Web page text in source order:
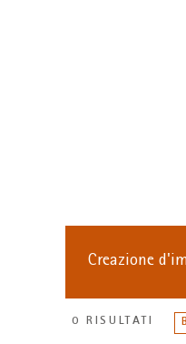
Creazione
0 RISULTATI